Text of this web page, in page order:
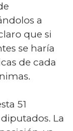
a
que si
se haría
de cada
51
La